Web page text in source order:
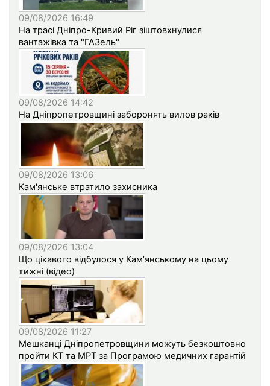
09/08/2026 16:49
На трасі Дніпро-Кривий Ріг зіштовхнулися
вантажівка та "ГАЗель"
09/08/2026 14:42
На Дніпропетровщині заборонять вилов раків
09/08/2026 13:06
Кам'янське втратило захисника
09/08/2026 13:04
Що цікавого відбулося у Кам’янському на цьому
тижні (відео)
09/08/2026 11:27
Мешканці Дніпропетровщини можуть безкоштовно
пройти КТ та МРТ за Програмою медичних гарантій